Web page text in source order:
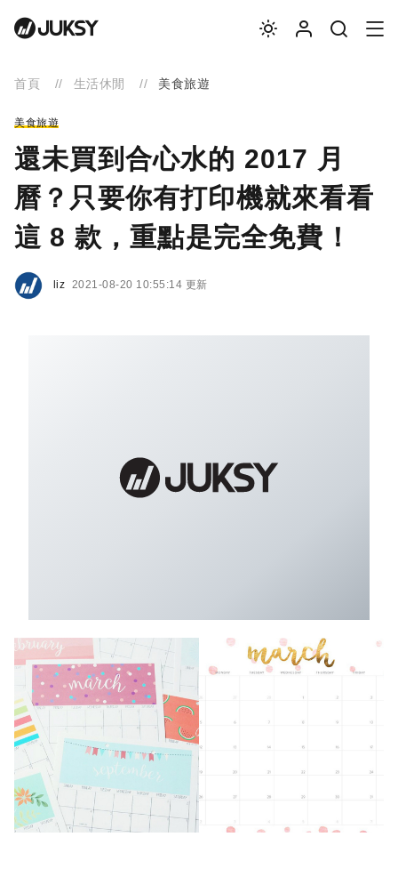
首頁 生活休閒 美食旅遊
美食旅遊
還未買到合心水的 2017 月
曆？只要你有打印機就來看看
這 8 款，重點是完全免費！
liz 2021-08-20 10:55:14 更新